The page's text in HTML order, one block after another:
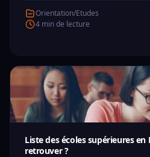
Orientation/Etudes
4 min de lecture
Liste des écoles supérieures
retrouver ?